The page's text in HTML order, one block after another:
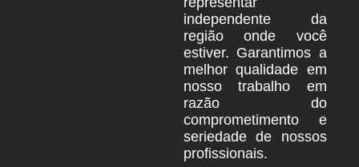
independente da
região onde você
estiver. Garantimos a
melhor qualidade em
nosso trabalho em
razão do
comprometimento e
seriedade de nossos
profissionais.